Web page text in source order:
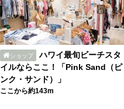
ショップ
ハワイ最旬ビーチスタ
イルならここ！「Pink Sand（ピ
ンク・サンド）」
ここから約143m